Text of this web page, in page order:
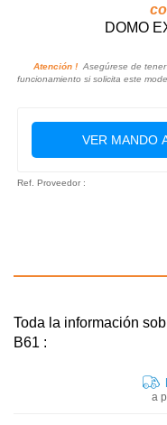
DOMO
Atención ! Asegúrese de
funcionamiento si solicita este
VER MANDO
Ref. Proveedor :
Toda la información
B61 :
a